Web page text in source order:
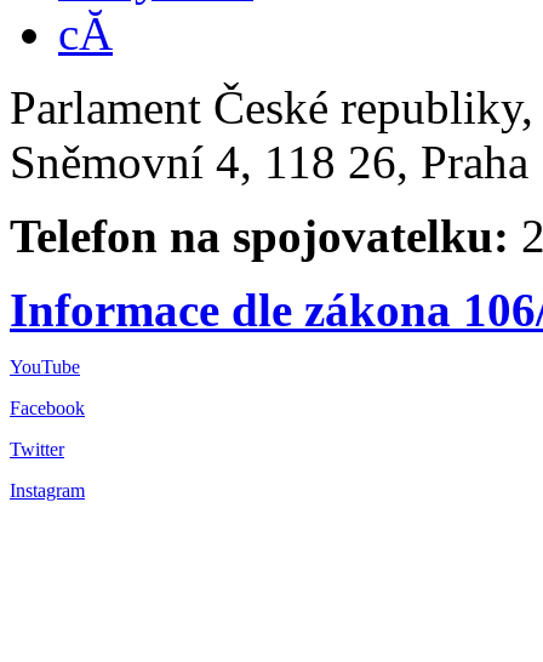
Parlament České
Sněmovní 4, 118 26,
Telefon na spojovatelku:
Informace dle zákona
YouTube
Facebook
Twitter
Instagram